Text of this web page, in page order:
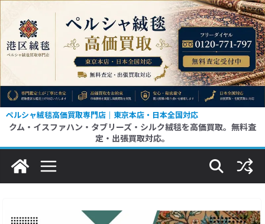
テ
へ
ス
ッ
ペルシャ絨毯高価買取専門店｜東京本店・日本全国対応
クム・イスファハン・タブリーズ・シルク絨毯を高価買取。無料査
定・出張買取対応。